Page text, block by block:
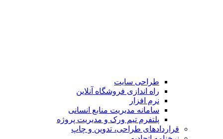
طراحی سایت
راه اندازی فروشگاه آنلاین
نرم افزار
سامانه مدیریت منابع انسانی
پلتفرم تیم ورک و مدیریت پروژه
قراردادهای طراحی، تدوین و چاپ